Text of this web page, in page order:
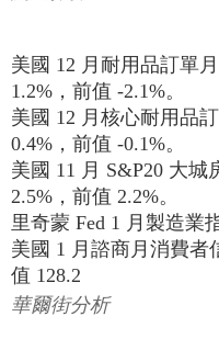
美國 12 月耐用品訂單
1.2%，前值 -2.1%。
美國 12 月核心耐用品
0.4%，前值 -0.1%。
美國 11 月 S&P20 大
2.5%，前值 2.2%。
里奇蒙 Fed 1 月製造業
美國 1 月諮商月消費者
值 128.2
華爾街分析